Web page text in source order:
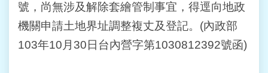
號，尚無涉及解除套繪管制事宜，得逕向地政
機關申請土地界址調整複丈及登記。(內政部
103年10月30日台內營字第1030812392號函)